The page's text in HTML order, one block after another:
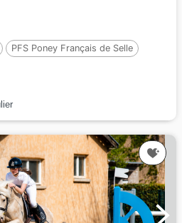
PFS Poney Français de Selle